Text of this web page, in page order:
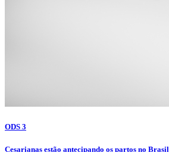
ODS 3
Cesarianas estão antecipando os partos no